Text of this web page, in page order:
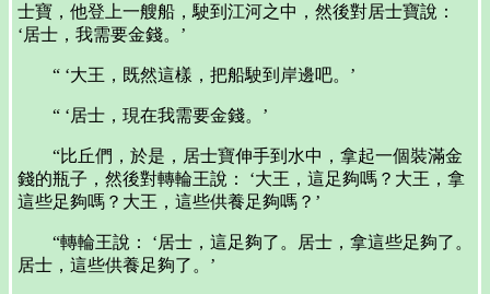
士寶，他登上一艘船，駛到江河之中，然後對居士寶說：
‘居士，我需要金錢。’
“ ‘大王，既然這樣，把船駛到岸邊吧。’
“ ‘居士，現在我需要金錢。’
“比丘們，於是，居士寶伸手到水中，拿起一個裝滿金
錢的瓶子，然後對轉輪王說： ‘大王，這足夠嗎？大王，拿
這些足夠嗎？大王，這些供養足夠嗎？’
“轉輪王說： ‘居士，這足夠了。居士，拿這些足夠了。
居士，這些供養足夠了。’